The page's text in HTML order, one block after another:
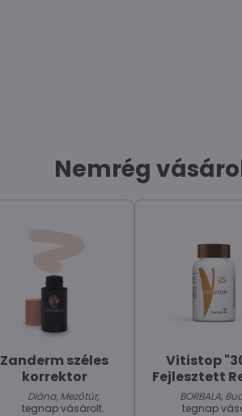
Nemrég
Zanderm széles
korrektor
Diána, Mezőtúr,
tegnap vásárolt.
Vitistop
Fejlesztett
BORBALA,
tegnap